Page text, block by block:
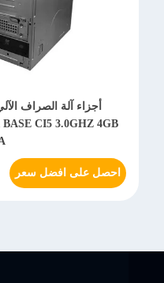
BASE CI5 3.0GHZ 4GB
احصل على افضل سعر